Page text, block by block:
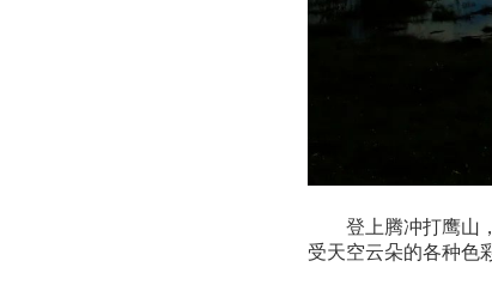
登上腾冲打鹰山
受天空云朵的各种色